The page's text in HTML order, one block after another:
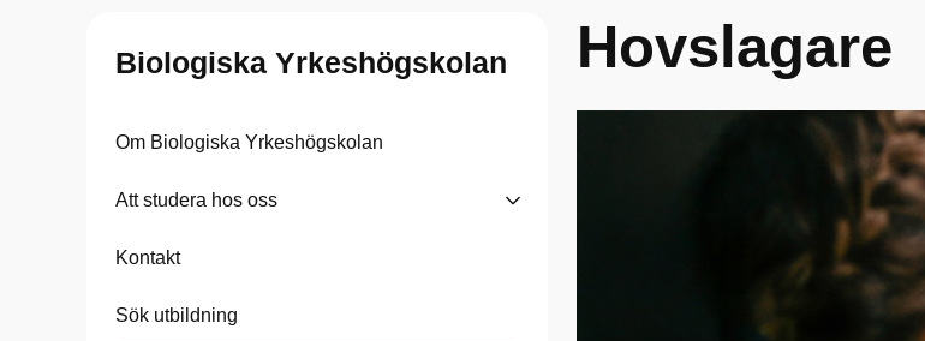
Biologiska Yrkeshögskolan
Om Biologiska Yrkeshögskolan
Att studera hos oss
Kontakt
Sök utbildning
Hovslagare